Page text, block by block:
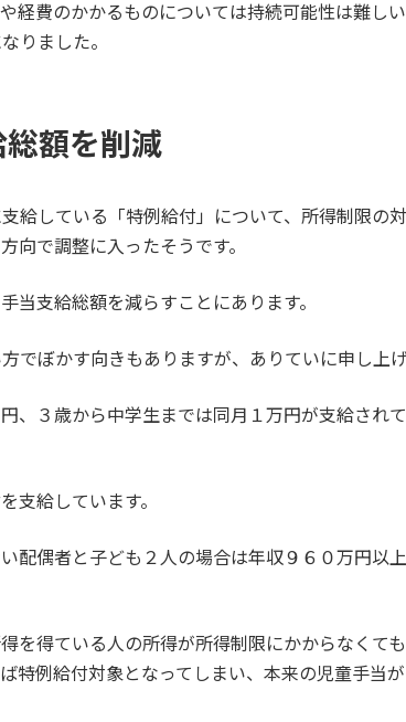
経費のかかるものについては持続可能性は難し
りました。
額を削減
している「特例給付」について、所得制限の
向で調整に入ったそうです。
当支給総額を減らすことにあります。
でぼかす向きもありますが、ありていに申し上
、３歳から中学生までは同月１万円が支給され
支給しています。
配偶者と子ども２人の場合は年収９６０万円以
を得ている人の所得が所得制限にかからなくて
特例給付対象となってしまい、本来の児童手当